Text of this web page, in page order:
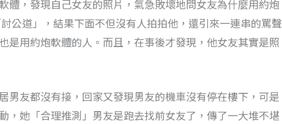
體，發現自己女友的照片，氣急敗壞地問女友為什麼用約炮
公道」，結果下面不但沒有人拍拍他，還引來一連串的罵聲
是用約炮軟體的人。而且，在事後才發現，他女友其實是照
男友都沒有接，回家又發現男友的機車沒有停在樓下，可是
，她「合理推測」男友是跑去找前女友了，傳了一大堆不堪